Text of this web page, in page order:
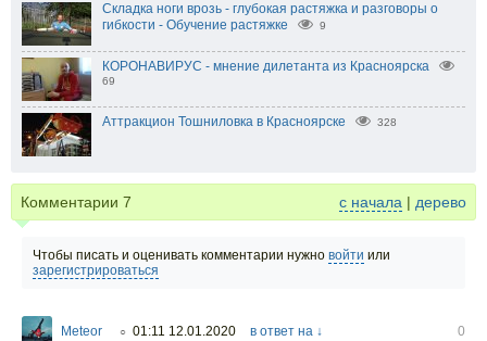
Складка ноги врозь - глубокая растяжка и разговоры о
гибкости - Обучение растяжке
9
КОРОНАВИРУС - мнение дилетанта из Красноярска
69
Аттракцион Тошниловка в Красноярске 328
Комментарии 7 с начала | дерево
Чтобы писать и оценивать комментарии нужно войти или
зарегистрироваться
Meteor ○ 01:11 12.01.2020 в ответ на ↓
0